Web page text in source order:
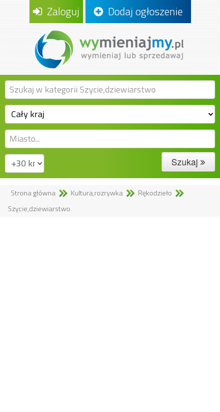
Zaloguj Dodaj ogłoszenie
Szukaj
Strona główna Kultura,rozrywka
Rękodzieło
Szycie,dziewiarstwo